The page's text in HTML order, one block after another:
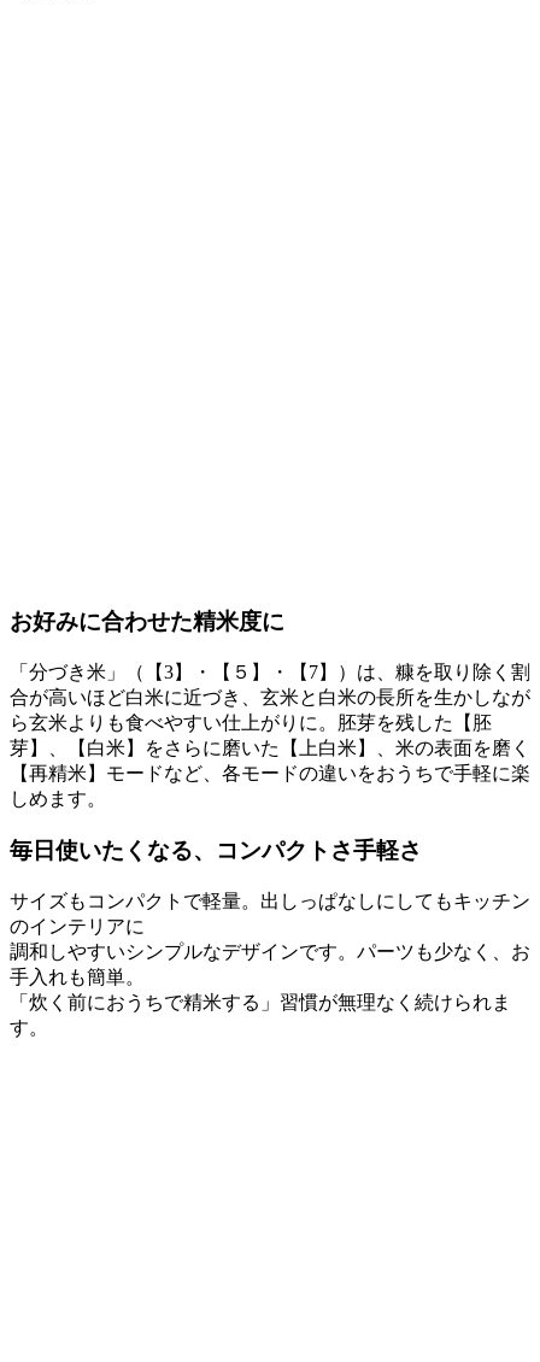
お好みに合わせた精米度に
「分づき米」（【3】・【５】・【7】）は、糠を取り除く割
合が高いほど白米に近づき、玄米と白米の長所を生かしなが
ら玄米よりも食べやすい仕上がりに。胚芽を残した【胚
芽】、【白米】をさらに磨いた【上白米】、米の表面を磨く
【再精米】モードなど、各モードの違いをおうちで手軽に楽
しめます。
毎日使いたくなる、コンパクトさ手軽さ
サイズもコンパクトで軽量。出しっぱなしにしてもキッチン
のインテリアに
調和しやすいシンプルなデザインです。パーツも少なく、お
手入れも簡単。
「炊く前におうちで精米する」習慣が無理なく続けられま
す。